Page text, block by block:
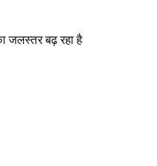
जलस्तर बढ़ रहा है